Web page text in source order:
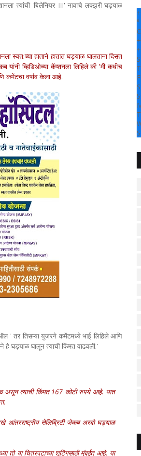
त्यांची 'बिलेनियर III' नावाचे लक्झरी घड्याळ
स्वत:च्या हाताने हातात घड्याळ घालताना दिसत
व्हिडिओच्या कॅप्शनला लिहिले की 'मी कधीच
कमेंटचा वर्षाव केला आहे.
' तर तिसऱ्या युजरने कमेंटमध्ये भाई लिहिले आणि
घड्याळ घालून त्याची किंमत वाढवली.'
असून त्याची किंमत 167 कोटी रुपये आहे. यात
आंतरराष्ट्रीय सेलिब्रिटी जेकब अरबो घड्याळ
तो या चित्रपटाच्या शुटिंगसाठी मुंबईत आहे. या
+
°
C
+
+